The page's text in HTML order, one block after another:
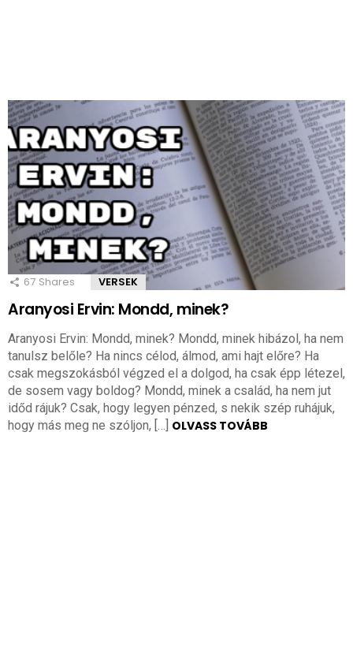
67 Shares VERSEK
Aranyosi Ervin: Mondd, minek?
Aranyosi Ervin: Mondd, minek? Mondd, minek hibázol, ha nem
tanulsz belőle? Ha nincs célod, álmod, ami hajt előre? Ha
csak megszokásból végzed el a dolgod, ha csak épp létezel,
de sosem vagy boldog? Mondd, minek a család, ha nem jut
időd rájuk? Csak, hogy legyen pénzed, s nekik szép ruhájuk,
hogy más meg ne szóljon, […] OLVASS TOVÁBB